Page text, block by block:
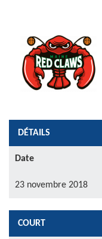
DÉTAILS
Date
23 novembre 2018
COURT